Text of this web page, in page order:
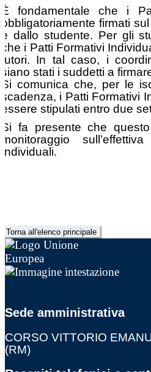
È fondamentale che i
obbligatoriamente firmati
e dallo studente. Per gli
che i Patti Formativi
tutori. In tal caso, i
siano stati i suddetti a
Si comunica che, per le
scadenza, i Patti Formativi
essere stipulati entro due
Si fa presente che
monitoraggio
Individuali.
Torna all'elenco principale
Sede amministrativa
CORSO VITTORIO
(RM)